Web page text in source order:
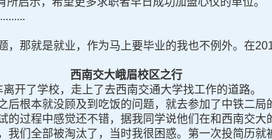
那就是就业，作为马上要毕业的我也不例外。在
西南交大峨眉校区之行
了学校，走上了去西南交通大学找工作的道路。
本就没顾及到吃饭的问题，就去参加了中铁二局
的过程中感觉还不错，据我同学说他们在和西南交
们全部被淘汰了，当时我很困惑。第一次投简历就